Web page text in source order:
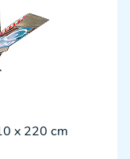
x 220 cm